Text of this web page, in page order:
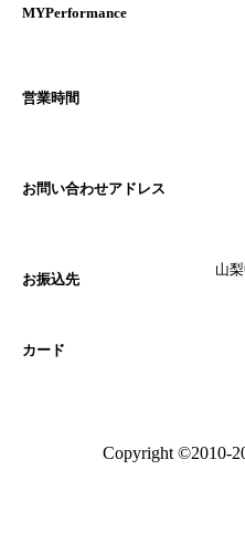
MYPerformance
営業時間
お問い合わせアドレス
お振込先
山
カード
Copyright ©2010-